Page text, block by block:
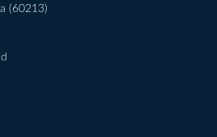
(60213)